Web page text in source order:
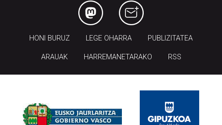
HONI BURUZ LEGE OHARRA PUBLIZITATEA
ARAUAK HARREMANETARAKO RSS